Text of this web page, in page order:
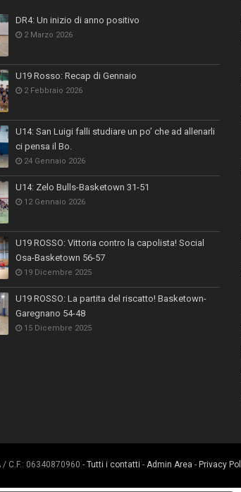
DR4: Un inizio di anno positivo
2 Marzo 2026
U19 Rosso: Recap di Gennaio
2 Febbraio 2026
U14: San Luigi falli studiare un po’ che ad allenarli
ci pensa il Bo.
24 Gennaio 2026
U14: Zelo Bulls-Basketown 31-51
12 Gennaio 2026
U19 ROSSO: Vittoria contro la capolista! Social
Osa-Basketown 56-57
19 Dicembre 2025
U19 ROSSO: La partita del riscatto! Basketown-
Garegnano 54-48
15 Dicembre 2025
C.F.: 06340870960 - Tutti i contatti - Admin Area - Privacy